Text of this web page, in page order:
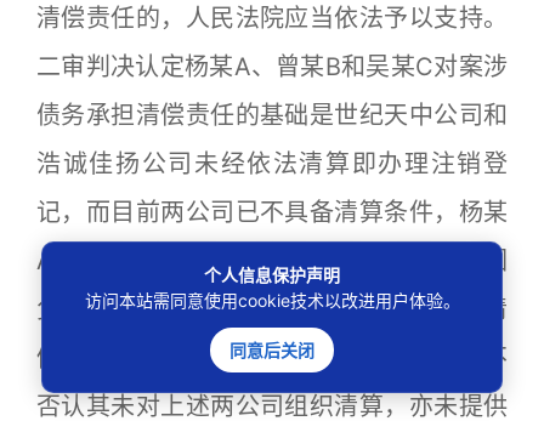
清偿责任的，人民法院应当依法予以支持。
二审判决认定杨某A、曾某B和吴某C对案涉
债务承担清偿责任的基础是世纪天中公司和
浩诚佳扬公司未经依法清算即办理注销登
记，而目前两公司已不具备清算条件，杨某
A、曾某B和吴某C分别作为两公司股东，因
负有法定清算义务而应当对公司债务承担清
偿责任。杨某A、曾某B和吴某C再审中并不
否认其未对上述两公司组织清算，亦未提供
个人信息保护声明
访问本站需同意使用cookie技术以改进用户体验。
同意后关闭